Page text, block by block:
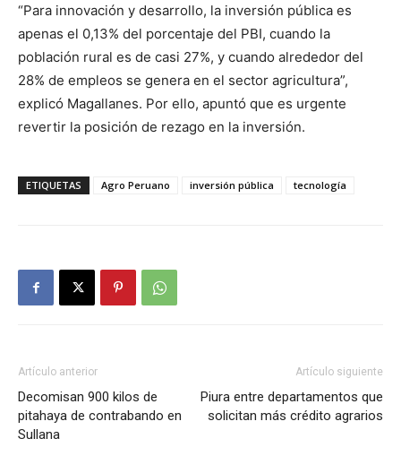
“Para innovación y desarrollo, la inversión pública es
apenas el 0,13% del porcentaje del PBI, cuando la
población rural es de casi 27%, y cuando alrededor del
28% de empleos se genera en el sector agricultura”,
explicó Magallanes. Por ello, apuntó que es urgente
revertir la posición de rezago en la inversión.
ETIQUETAS Agro Peruano inversión pública tecnología
Artículo anterior
Decomisan 900 kilos de
pitahaya de contrabando en
Sullana
Artículo siguiente
Piura entre departamentos que
solicitan más crédito agrarios